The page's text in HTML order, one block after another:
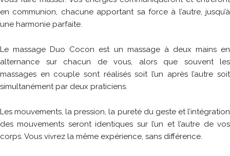
en communion, chacune apportant sa force à l’autre, jusqu’à
une harmonie parfaite.
Le massage Duo Cocon est un massage à deux mains en
alternance sur chacun de vous, alors que souvent les
massages en couple sont réalisés soit l’un après l’autre soit
simultanément par deux praticiens.
Les mouvements, la pression, la pureté du geste et l’intégration
des mouvements seront identiques sur l’un et l’autre de vos
corps. Vous vivrez la même expérience, sans différence.